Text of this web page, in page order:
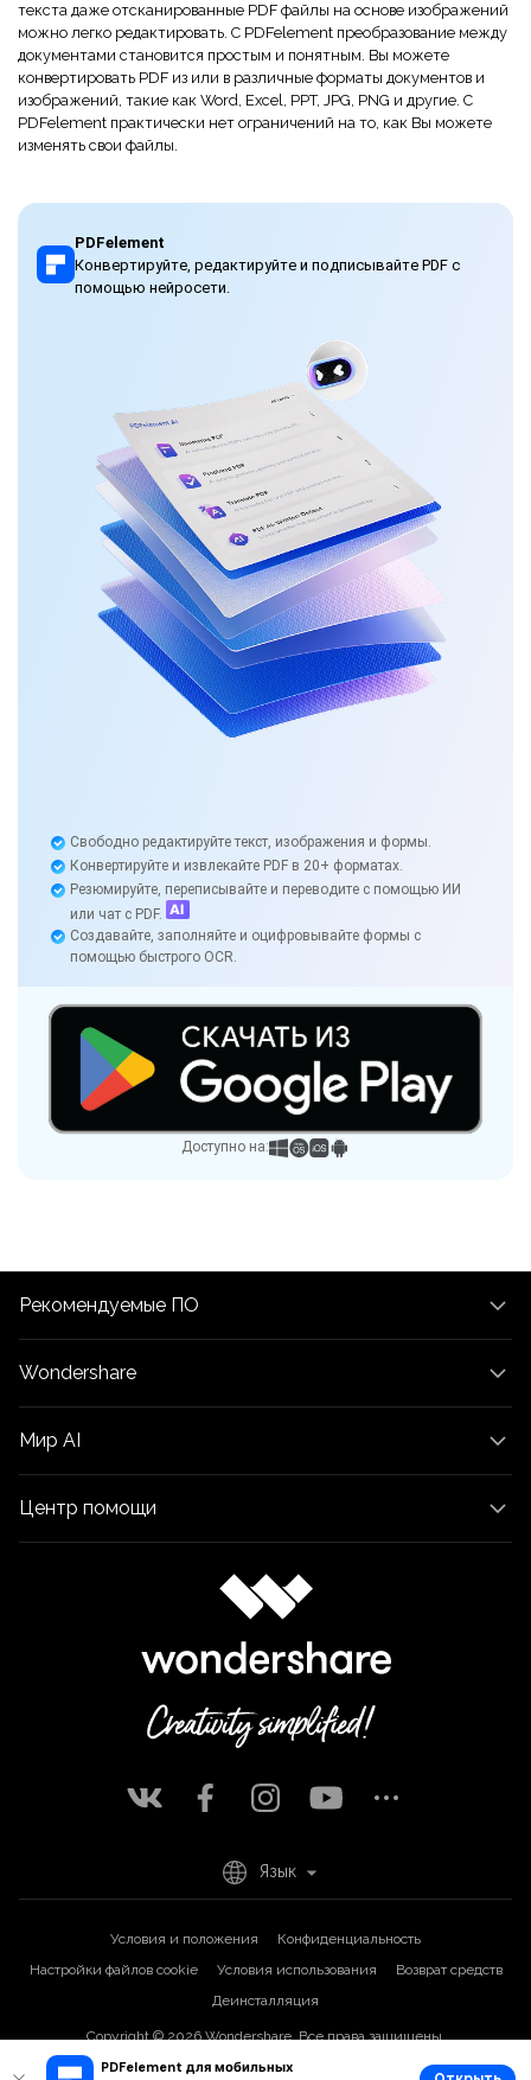
PDFelement для мобильных
текста даже отсканированные PDF файлы на основе изображений
можно легко редактировать. С PDFelement преобразование между
документами становится простым и понятным. Вы можете
конвертировать PDF из или в различные форматы документов и
изображений, такие как Word, Excel, PPT, JPG, PNG и другие. С
PDFelement практически нет ограничений на то, как Вы можете
изменять свои файлы.
Свободно редактируйте текст, изображения и формы.
Конвертируйте и извлекайте PDF в 20+ форматах.
Резюмируйте, переписывайте и переводите с помощью ИИ
или чат с PDF.
Создавайте, заполняйте и оцифровывайте формы с
помощью быстрого OCR.
PDFelement
Конвертируйте, редактируйте и подписывайте PDF с
помощью нейросети.
Доступно на:
Рекомендуемые ПО
Wondershare
Мир AI
Центр помощи
Условия и положения
Конфиденциальность
Настройки файлов cookie
Условия использования
Возврат средств
Деинсталляция
Copyright © 2026Wondershare. Все права защищены.
Язык